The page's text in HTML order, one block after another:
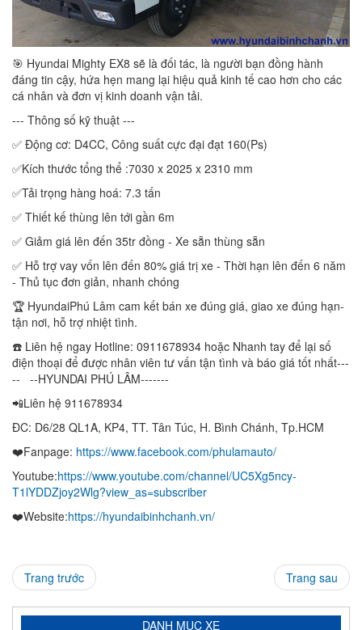
DANH MỤC XE
🎯 Hyundai Mighty EX8 sẽ là đối tác, là người bạn đồng hành
đáng tin cậy, hứa hẹn mang lại hiệu quả kinh tế cao hơn cho các
cá nhân và đơn vị kinh doanh vận tải.
--- Thông số kỹ thuật ---
✅ Động cơ: D4CC, Công suất cực đại đạt 160(Ps)
✅Kích thước tổng thể :7030 x 2025 x 2310 mm
✅Tải trọng hàng hoá: 7.3 tấn
✅ Thiết kế thùng lên tới gần 6m
✅ Giảm giá lên đến 35tr đồng - Xe sẵn thùng sẵn
✅ Hỗ trợ vay vốn lên đến 80% giá trị xe - Thời hạn lên đến 6 năm
- Thủ tục đơn giản, nhanh chóng
🏆 HyundaiPhú Lâm cam kết bán xe đúng giá, giao xe đúng hạn-
tận nơi, hỗ trợ nhiệt tình.
☎️ Liên hệ ngay Hotline: 0911678934 hoặc Nhanh tay để lại số
điện thoại để được nhân viên tư vấn tận tình và báo giá tốt nhất---
-- --HYUNDAI PHÚ LÂM-------
📲Liên hệ 911678934
ĐC: D6/28 QL1A, KP4, TT. Tân Túc, H. Bình Chánh, Tp.HCM
❤️Fanpage: https://www.facebook.com/phulamauto/
Youtube:https://www.youtube.com/channel/UC5Xg5ncy-
T1lYDDZjoy2Wlg?view_as=subscriber
❤️Website:https://hyundaibinhchanh.vn/
Trang trước Trang sau